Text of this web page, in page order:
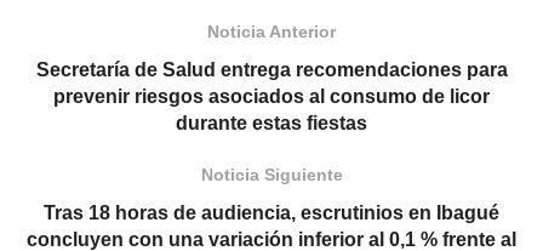
Noticia Anterior
Secretaría de Salud entrega recomendaciones para
prevenir riesgos asociados al consumo de licor
durante estas fiestas
Noticia Siguiente
Tras 18 horas de audiencia, escrutinios en Ibagué
concluyen con una variación inferior al 0,1 % frente al